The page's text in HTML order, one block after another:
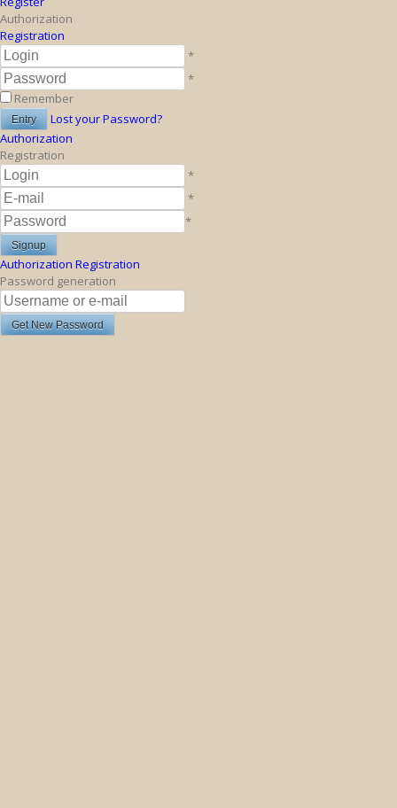
Authorization
Registration
*
*
Remember
Lost your Password?
Authorization
Registration
*
*
*
Authorization Registration
Password generation